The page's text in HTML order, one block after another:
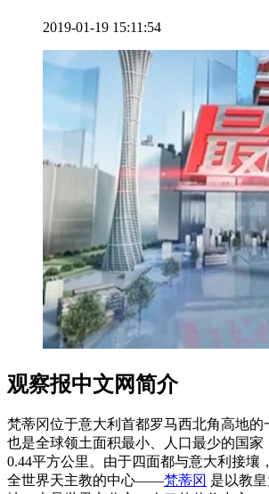
2019-01-19 15:11:54
观察报中文网简介
梵蒂冈位于意大利首都罗马西北角高地的
也是全球领土面积最小、人口最少的国家
0.44平方公里。由于四面都与意大利接壤
全世界天主教的中心——梵蒂冈 是以教